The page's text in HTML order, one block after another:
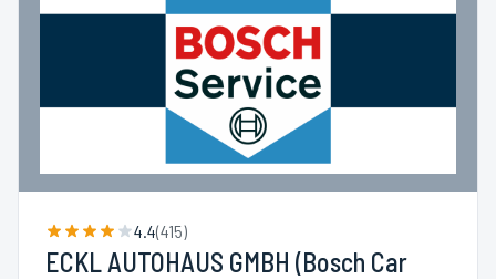
4.4(415)
ECKL AUTOHAUS GMBH (Bosch Car